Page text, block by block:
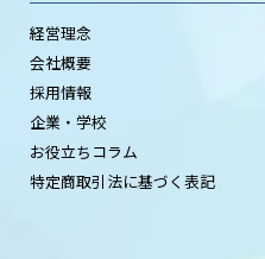
経営理念
会社概要
採用情報
企業・学校
お役立ちコラム
特定商取引法に基づく表記